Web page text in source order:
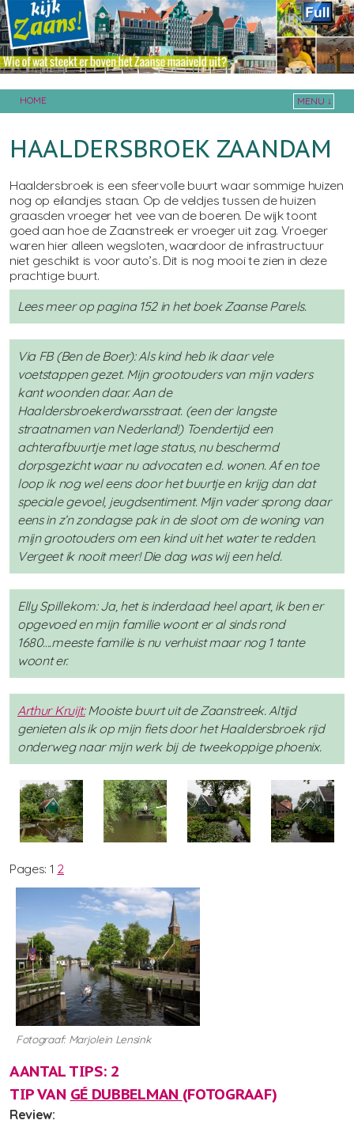
HOME
MENU ↓
HAALDERSBROEK ZAANDAM
Haaldersbroek is een sfeervolle buurt waar sommige huizen
nog op eilandjes staan. Op de veldjes tussen de huizen
graasden vroeger het vee van de boeren. De wijk toont
goed aan hoe de Zaanstreek er vroeger uit zag. Vroeger
waren hier alleen wegsloten, waardoor de infrastructuur
niet geschikt is voor auto’s. Dit is nog mooi te zien in deze
prachtige buurt.
Lees meer op pagina 152 in het boek Zaanse Parels.
Via FB (Ben de Boer): Als kind heb ik daar vele
voetstappen gezet. Mijn grootouders van mijn vaders
kant woonden daar. Aan de
Haaldersbroekerdwarsstraat. (een der langste
straatnamen van Nederland!) Toendertijd een
achterafbuurtje met lage status, nu beschermd
dorpsgezicht waar nu advocaten e.d. wonen. Af en toe
loop ik nog wel eens door het buurtje en krijg dan dat
speciale gevoel, jeugdsentiment. Mijn vader sprong daar
eens in z’n zondagse pak in de sloot om de woning van
mijn grootouders om een kind uit het water te redden.
Vergeet ik nooit meer! Die dag was wij een held.
Elly Spillekom:Ja, het is inderdaad heel apart, ik ben er
opgevoed en mijn familie woont er al sinds rond
1680….meeste familie is nu verhuist maar nog 1 tante
woont er.
Arthur Kruijt:Mooiste buurt uit de Zaanstreek. Altijd
genieten als ik op mijn fiets door het Haaldersbroek rijd
onderweg naar mijn werk bij de tweekoppige phoenix.
Pages: 1 2
Fotograaf: Marjolein Lensink
AANTAL TIPS: 2
TIP VAN GÉ DUBBELMAN (FOTOGRAAF)
Review: